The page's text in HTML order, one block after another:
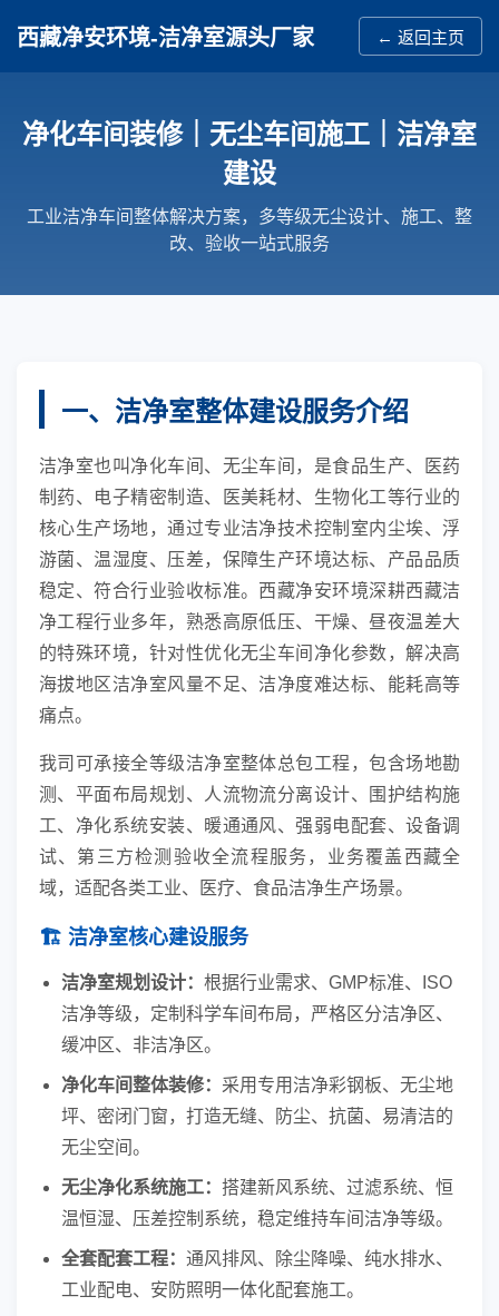
西藏净安环境-洁净室源头厂家 ← 返回主页
净化车间装修｜无尘车间施工｜洁净室
建设
工业洁净车间整体解决方案，多等级无尘设计、施工、整
改、验收一站式服务
一、洁净室整体建设服务介绍
洁净室也叫净化车间、无尘车间，是食品生产、医药
制药、电子精密制造、医美耗材、生物化工等行业的
核心生产场地，通过专业洁净技术控制室内尘埃、浮
游菌、温湿度、压差，保障生产环境达标、产品品质
稳定、符合行业验收标准。西藏净安环境深耕西藏洁
净工程行业多年，熟悉高原低压、干燥、昼夜温差大
的特殊环境，针对性优化无尘车间净化参数，解决高
海拔地区洁净室风量不足、洁净度难达标、能耗高等
痛点。
我司可承接全等级洁净室整体总包工程，包含场地勘
测、平面布局规划、人流物流分离设计、围护结构施
工、净化系统安装、暖通通风、强弱电配套、设备调
试、第三方检测验收全流程服务，业务覆盖西藏全
域，适配各类工业、医疗、食品洁净生产场景。
🏗️ 洁净室核心建设服务
洁净室规划设计： 根据行业需求、GMP标准、ISO
洁净等级，定制科学车间布局，严格区分洁净区、
缓冲区、非洁净区。
净化车间整体装修： 采用专用洁净彩钢板、无尘地
坪、密闭门窗，打造无缝、防尘、抗菌、易清洁的
无尘空间。
无尘净化系统施工： 搭建新风系统、过滤系统、恒
温恒湿、压差控制系统，稳定维持车间洁净等级。
全套配套工程： 通风排风、除尘降噪、纯水排水、
工业配电、安防照明一体化配套施工。